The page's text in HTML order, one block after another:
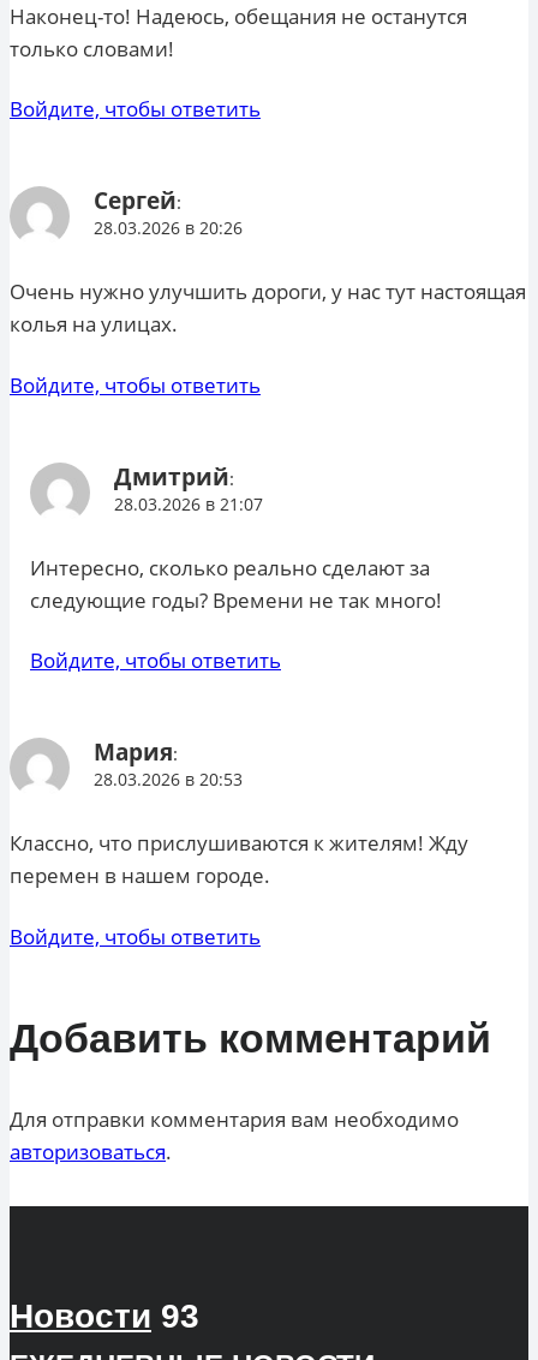
Наконец-то! Надеюсь, обещания не останутся
только словами!
Войдите, чтобы ответить
Сергей:
28.03.2026 в 20:26
Очень нужно улучшить дороги, у нас тут настоящая
колья на улицах.
Войдите, чтобы ответить
Дмитрий:
28.03.2026 в 21:07
Интересно, сколько реально сделают за
следующие годы? Времени не так много!
Войдите, чтобы ответить
Мария:
28.03.2026 в 20:53
Классно, что прислушиваются к жителям! Жду
перемен в нашем городе.
Войдите, чтобы ответить
Добавить комментарий
Для отправки комментария вам необходимо
авторизоваться.
Новости 93